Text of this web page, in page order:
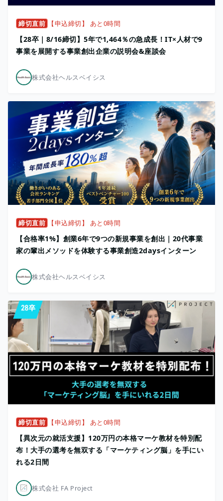
締切直前 【申込締切】 あと0時間
【28卒｜8/16締切】5年で1,464％の急成長！IT×人材で9
事業を展開する事業創出企業の説明会&座談会
株式会社ヘルスベイシス
締切直前 【申込締切】 あと0時間
【合格率1%】創業6年で9つの新規事業を創出｜20代事業
家の輩出メソッドを体験する事業創造2daysインターン
株式会社ヘルスベイシス
締切直前 【申込締切】 あと0時間
【異次元の就活支援】120万円の本格マーケ教材を特別配
布！大手の選考を無双する「マーケティング脳」を手にい
れる2日間
株式会社 FA Project